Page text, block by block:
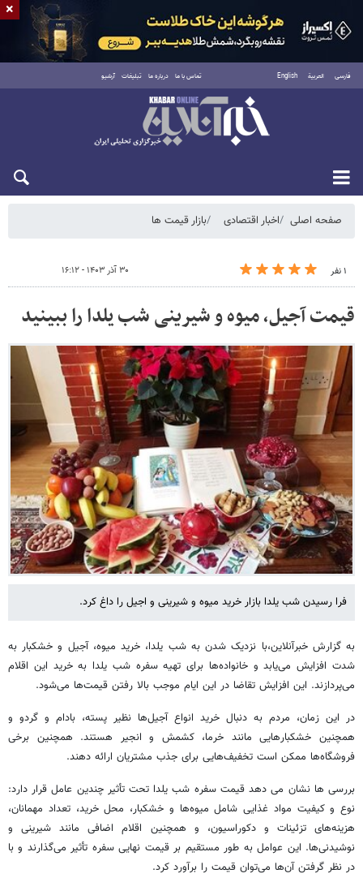
فارسی العربية English تماس با ما درباره ما تبلیغات آرشیو
دوشنبه ۱۹ مرداد ۱۴۰۵
صفحه اصلی اخبار اقتصادی بازار قیمت ها
۱ نفر ۳۰ آذر ۱۴۰۳ - ۱۶:۱۲
قیمت آجیل، میوه و شیرینی شب یلدا را ببینید
فرا رسیدن شب یلدا بازار خرید میوه و شیرینی و اجیل را داغ کرد.
به گزارش خبرآنلاین،با نزدیک شدن به شب یلدا، خرید میوه، آجیل و خشکبار به
شدت افزایش می‌یابد و خانواده‌ها برای تهیه سفره شب یلدا به خرید این اقلام
می‌پردازند. این افزایش تقاضا در این ایام موجب بالا رفتن قیمت‌ها می‌شود.
در این زمان، مردم به دنبال خرید انواع آجیل‌ها نظیر پسته، بادام و گردو و
همچنین خشکبارهایی مانند خرما، کشمش و انجیر هستند. همچنین برخی
فروشگاه‌ها ممکن است تخفیف‌هایی برای جذب مشتریان ارائه دهند.
بررسی ها نشان می دهد قیمت سفره شب یلدا تحت تأثیر چندین عامل قرار دارد:
نوع و کیفیت مواد غذایی شامل میوه‌ها و خشکبار، محل خرید، تعداد مهمانان،
هزینه‌های تزئینات و دکوراسیون، و همچنین اقلام اضافی مانند شیرینی و
نوشیدنی‌ها. این عوامل به طور مستقیم بر قیمت نهایی سفره تأثیر می‌گذارند و با
در نظر گرفتن آن‌ها می‌توان قیمت را برآورد کرد.
×